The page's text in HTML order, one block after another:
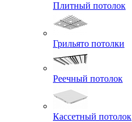
Плитный потолок
Грильято потолки
Реечный потолок
Кассетный потолок